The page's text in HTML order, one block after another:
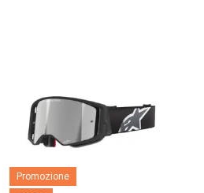
Promozione